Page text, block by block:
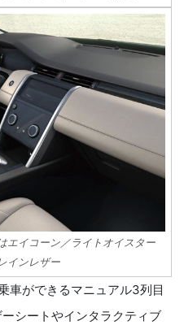
イコーン／ライトオイスター
インレザー
車ができるマニュアル3列目
シートやインタラクティブ